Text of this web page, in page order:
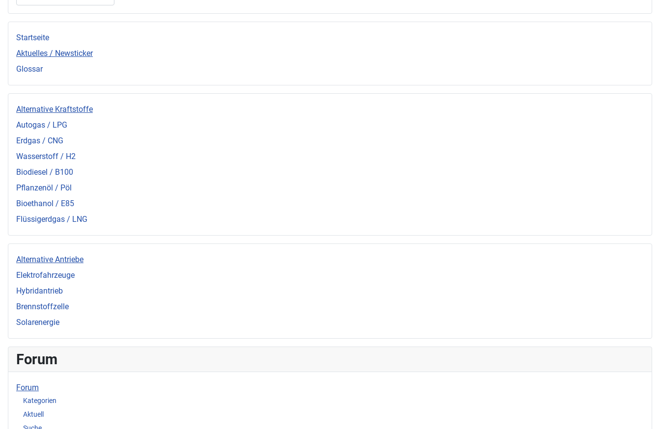
Startseite
Aktuelles / Newsticker
Glossar
Alternative Kraftstoffe
Autogas / LPG
Erdgas / CNG
Wasserstoff / H2
Biodiesel / B100
Pflanzenöl / Pöl
Bioethanol / E85
Flüssigerdgas / LNG
Alternative Antriebe
Elektrofahrzeuge
Hybridantrieb
Brennstoffzelle
Solarenergie
Forum
Forum
Kategorien
Aktuell